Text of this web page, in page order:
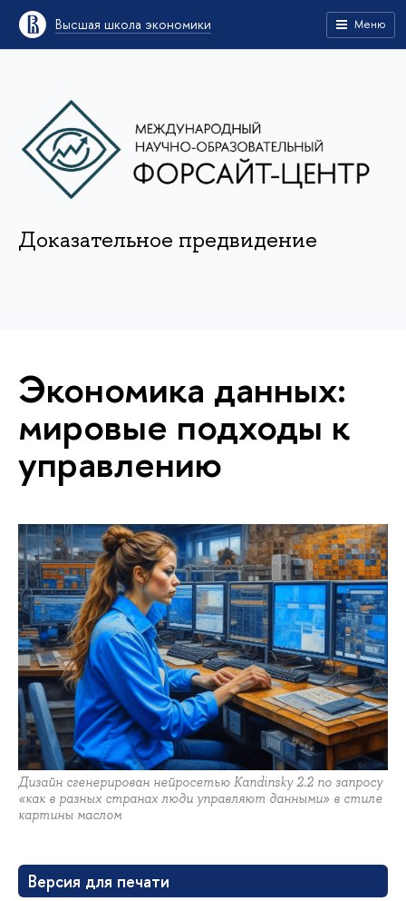
Высшая школа экономики Меню
Доказательное предвидение
Экономика данных:
мировые подходы к
управлению
Дизайн сгенерирован нейросетью Kandinsky 2.2 по запросу
«как в разных странах люди управляют данными» в стиле
картины маслом
Версия для печати